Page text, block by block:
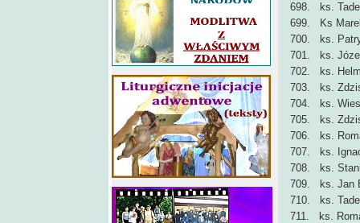
698. ks.
699. Ks
700. ks.
701. ks.
702. ks.
703. ks.
704. ks.
705. ks.
706. ks.
707. ks.
708. ks.
709. ks. Jan
710. ks.
711. ks.